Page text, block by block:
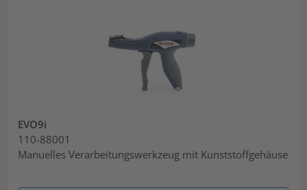
EVO9i
110-88001
Manuelles Verarbeitungswerkzeug mit Kunststoffgehäuse